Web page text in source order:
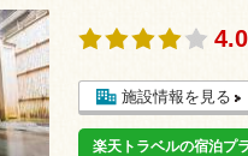
施設情報を見る
楽天トラベルの宿泊プ